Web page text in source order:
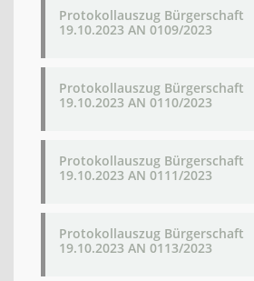
Protokollauszug Bürgerschaft
19.10.2023 AN 0109/2023
Protokollauszug Bürgerschaft
19.10.2023 AN 0110/2023
Protokollauszug Bürgerschaft
19.10.2023 AN 0111/2023
Protokollauszug Bürgerschaft
19.10.2023 AN 0113/2023